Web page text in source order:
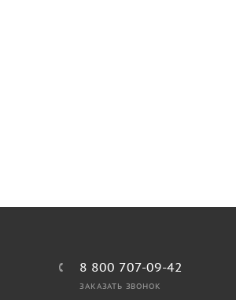
8 800 707-09-42
ЗАКАЗАТЬ ЗВОНОК